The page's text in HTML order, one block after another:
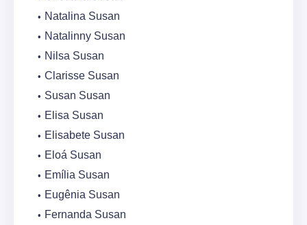
Natalina Susan
Natalinny Susan
Nilsa Susan
Clarisse Susan
Susan Susan
Elisa Susan
Elisabete Susan
Eloá Susan
Emília Susan
Eugênia Susan
Fernanda Susan